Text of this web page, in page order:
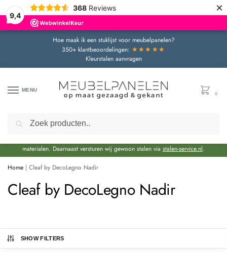
9,4
368 Reviews ×
Hoe maak ik een stuklijst voor meubelpanelen?
350+ klantbeoordelingen: ★★★★★
Kleurstalen aanvragen
MENU
0
Door de bouwvakperiode geldt momenteel een extra levertijd van circa 3 weken
materialen. Daarnaast versturen wij gewoon stalen via stalen-service.nl.
Home | Cleaf by DecoLegno Nadir
Cleaf by DecoLegno Nadir
SHOW FILTERS